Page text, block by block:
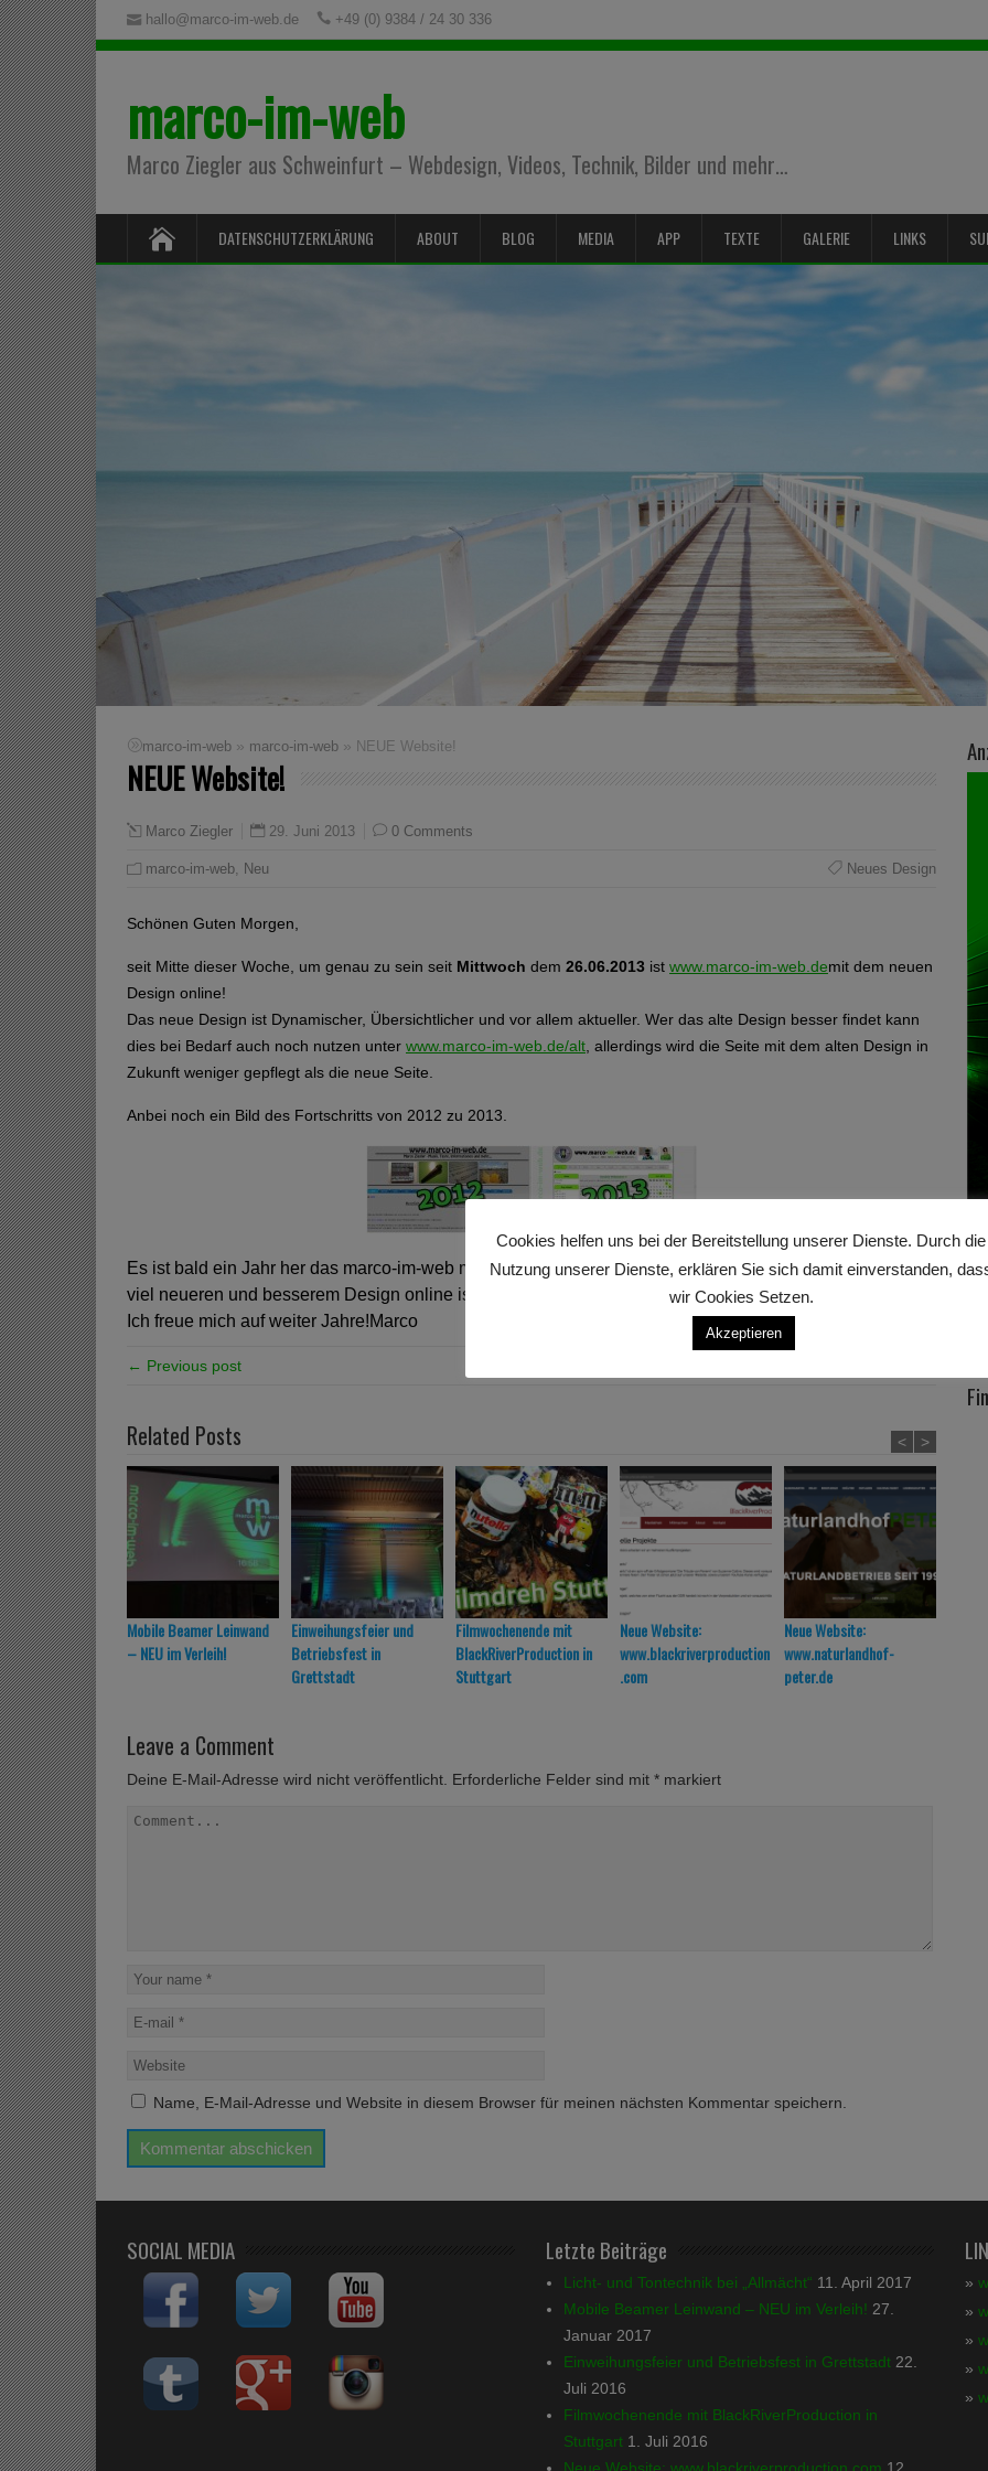
hallo@marco-im-web.de +49 (0) 9384 / 24 30 336
marco-im-web
Marco Ziegler aus Schweinfurt – Webdesign, Videos, Technik, Bilder und mehr…
DATENSCHUTZERKLÄRUNG ABOUT BLOG MEDIA APP TEXTE GALERIE LINKS
marco-im-web » marco-im-web » NEUE Website!
NEUE Website!
Marco Ziegler 29. Juni 2013 0 Comments
marco-im-web, Neu Neues Design
Schönen Guten Morgen,
seit Mitte dieser Woche, um genau zu sein seit Mittwoch dem 26.06.2013 ist www.marco-im-web.demit dem neuen
Design online!
Das neue Design ist Dynamischer, Übersichtlicher und vor allem aktueller. Wer das alte Design besser findet kann
dies bei Bedarf auch noch nutzen unter www.marco-im-web.de/alt , allerdings wird die Seite mit dem alten Design in
Zukunft weniger gepflegt als die neue Seite.
Anbei noch ein Bild des Fortschritts von 2012 zu 2013.
Es ist bald ein Jahr her das marco-im-web mit dem alten Design online ging und nun wieder mit einem
viel neueren und besserem Design online ist.
Ich freue mich auf weiter Jahre!Marco
← Previous post
Related Posts
Mobile Beamer Leinwand
– NEU im Verleih!
Einweihungsfeier und
Betriebsfest in
Grettstadt
Filmwochenende mit
BlackRiverProduction in
Stuttgart
Neue Website:
www.blackriverproduction
.com
Neue Website:
www.naturlandhof-
peter.de
< >
Leave a Comment
Deine E-Mail-Adresse wird nicht veröffentlicht. Erforderliche Felder sind mit * markiert
Name, E-Mail-Adresse und Website in diesem Browser für meinen nächsten Kommentar speichern.
SOCIAL MEDIA Letzte Beiträge
Licht- und Tontechnik bei „Allmächt“ 11. April 2017
Mobile Beamer Leinwand – NEU im Verleih! 27.
Januar 2017
Einweihungsfeier und Betriebsfest in Grettstadt 22.
Juli 2016
Filmwochenende mit BlackRiverProduction in
Stuttgart 1. Juli 2016
»
»
»
»
»
Cookies helfen uns bei der Bereitstellung unserer Dienste. Durch die
Nutzung unserer Dienste, erklären Sie sich damit einverstanden,
wir Cookies Setzen.
Akzeptieren